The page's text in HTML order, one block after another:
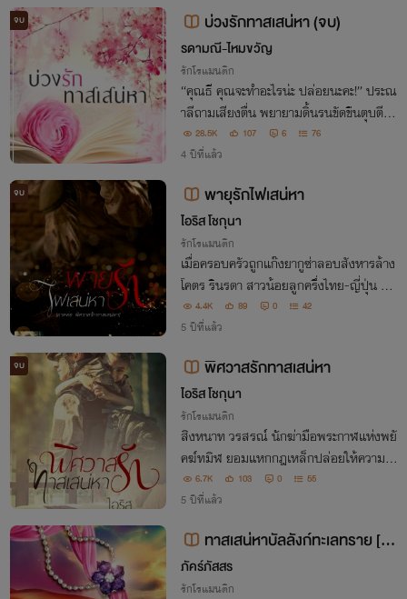
จบ บ่วงรักทาสเสน่หา (จบ)
รดามณี-ไหมขวัญ
รักโรแมนติก
“คุณธี คุณจะทำอะไรน่ะ ปล่อยนะคะ!” ประณ
าลีถามเสียงตื่น พยายามดิ้นรนขัดขืนตุบตีแ
ละผลักไสร่างใหญ่ให้ออกห่าง แต่ดูเหมือนเข
าจะไม่สะทกสะท้าน “ไม่มีทางที่รัก ผมปล่อย
28.5K 107 6 76
4 ปีที่แล้ว
จบ พายุรักไฟเสน่หา
ไอริส โชกุนา
รักโรแมนติก
เมื่อครอบครัวถูกแก๊งยากูซ่าลอบสังหารล้าง
โคตร รินรดา สาวน้อยลูกครึ่งไทย-ญี่ปุ่น ผู้เ
กิดมาในตระกูลยากูซ่า จึงต้องซมซานหลบห
นีการตามฆ่าจากแก๊งยากูซ่า มายังไร่กาแฟข
ง
4.4K 89 0 42
5 ปีที่แล้ว
จบ พิศวาสรักทาสเสน่หา
ไอริส โชกุนา
รักโรแมนติก
สิงหนาท วรสรณ์ นักฆ่ามือพระกาฬแห่งพยั
คฆ์ทมิฬ ยอมแหกกฎเหล็กปล่อยให้ความรั
กอันแสนสวยงามเข้ามาครอบคลุมจิตใจจนก
ระทั่งใจอ่อนยอมไว้ชีวิตเหยื่อเป็นครั้งแรกเพี
สาวของผู้ท
6.7K 103 0 55
5 ปีที่แล้ว
ทาสเสน่หาบัลลังก์ทะเลทราย [ จ
บแล้ว ](โปรดติดตามตอนพิเศษ)
ภัคร์ภัสสร
รักโรแมนติก